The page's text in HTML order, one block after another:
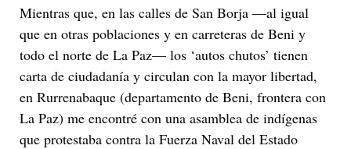
Mientras que, en las calles de San Borja —al igual
que en otras poblaciones y en carreteras de Beni y
todo el norte de La Paz— los ‘autos chutos’ tienen
carta de ciudadanía y circulan con la mayor libertad,
en Rurrenabaque (departamento de Beni, frontera con
La Paz) me encontré con una asamblea de indígenas
que protestaba contra la Fuerza Naval del Estado